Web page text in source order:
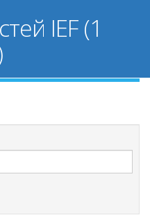
IEF (1